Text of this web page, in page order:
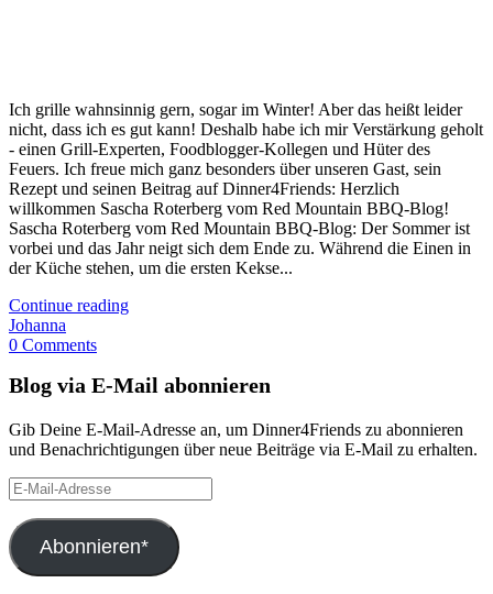
Ich grille wahnsinnig gern, sogar im Winter! Aber das heißt leider
nicht, dass ich es gut kann! Deshalb habe ich mir Verstärkung geholt
- einen Grill-Experten, Foodblogger-Kollegen und Hüter des
Feuers. Ich freue mich ganz besonders über unseren Gast, sein
Rezept und seinen Beitrag auf Dinner4Friends: Herzlich
willkommen Sascha Roterberg vom Red Mountain BBQ-Blog!
Sascha Roterberg vom Red Mountain BBQ-Blog: Der Sommer ist
vorbei und das Jahr neigt sich dem Ende zu. Während die Einen in
der Küche stehen, um die ersten Kekse...
Continue reading
Johanna
0 Comments
Blog via E-Mail abonnieren
Gib Deine E-Mail-Adresse an, um Dinner4Friends zu abonnieren
und Benachrichtigungen über neue Beiträge via E-Mail zu erhalten.
E-
Mail-
Adresse
Abonnieren*